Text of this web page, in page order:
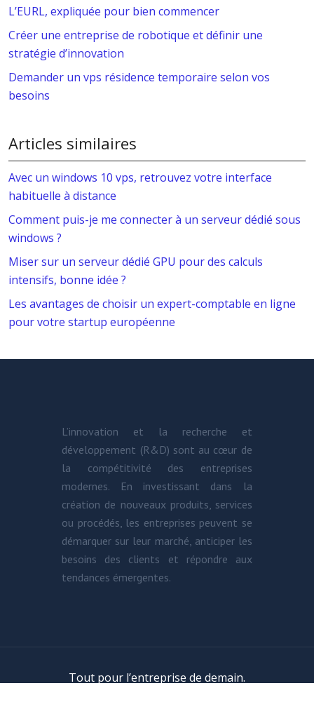
L’EURL, expliquée pour bien commencer
Créer une entreprise de robotique et définir une
stratégie d’innovation
Demander un vps résidence temporaire selon vos
besoins
Articles similaires
Avec un windows 10 vps, retrouvez votre interface
habituelle à distance
Comment puis-je me connecter à un serveur dédié sous
windows ?
Miser sur un serveur dédié GPU pour des calculs
intensifs, bonne idée ?
Les avantages de choisir un expert-comptable en ligne
pour votre startup européenne
L’innovation et la recherche et
développement (R&D) sont au cœur de
la compétitivité des entreprises
modernes. En investissant dans la
création de nouveaux produits, services
ou procédés, les entreprises peuvent se
démarquer sur leur marché, anticiper les
besoins des clients et répondre aux
tendances émergentes.
Tout pour l’entreprise de demain.